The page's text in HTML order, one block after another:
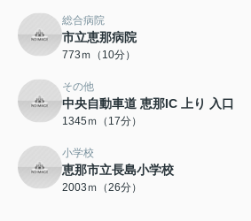
総合病院
市立恵那病院
773ｍ（10分）
その他
中央自動車道 恵那IC 上り 入口
1345ｍ（17分）
小学校
恵那市立長島小学校
2003ｍ（26分）